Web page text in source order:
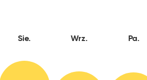
Sie. Wrz. Pa.